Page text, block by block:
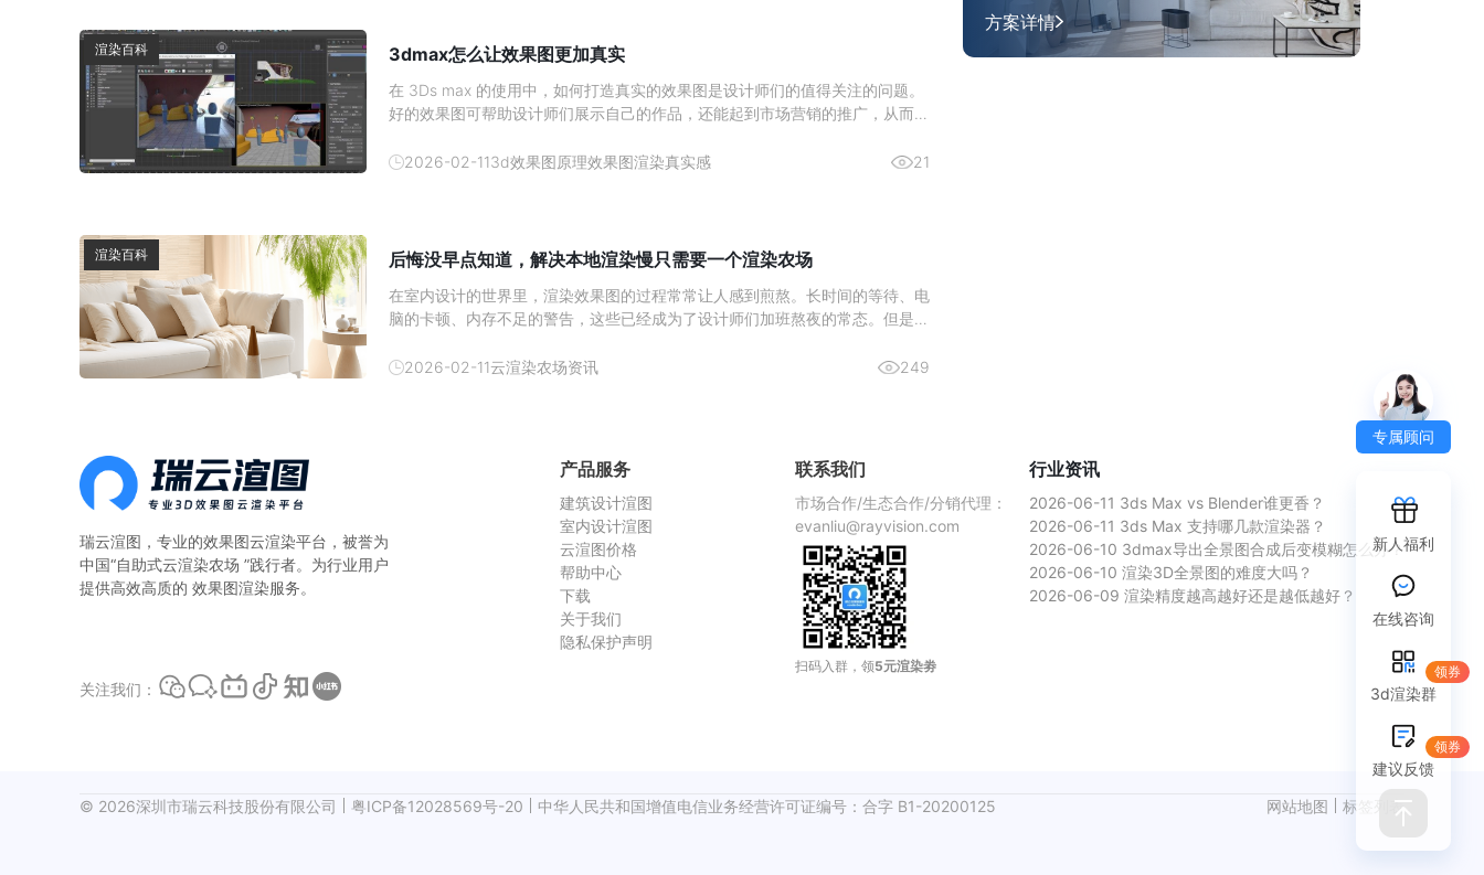
渲染百科 3dmax怎么让效果图更加真实
在 3Ds max 的使用中，如何打造真实的效果图是设计师们的值得关注的问题。
好的效果图可帮助设计师们展示自己的作品，还能起到市场营销的推广，从而激
吧。1、 材质与纹理的雕琢材质类型：依据物体特性选材质，如金属用“金属”明
2026-02-113d效果图原理效果图渲染真实感 21
渲染百科 后悔没早点知道，解决本地渲染慢只需要一个渲染农场
在室内设计的世界里，渲染效果图的过程常常让人感到煎熬。长时间的等待、电
脑的卡顿、内存不足的警告，这些已经成为了设计师们加班熬夜的常态。但是，
云渲染农场——瑞云渲图，它不仅解决了本地渲染慢的问题，而且价格还非常划
2026-02-11云渲染农场资讯 249
方案详情
瑞云渲图，专业的效果图云渲染平台 ，被誉为
中国“自助式云渲染农场 ”践行者。为行业用户
提供高效高质的 效果图渲染服务。
关注我们：
产品服务
建筑设计渲图
室内设计渲图
云渲图价格
帮助中心
下载
关于我们
隐私保护声明
联系我们
市场合作/生态合作/分销代理：
evanliu@rayvision.com
扫码入群，领5元渲染劵
行业资讯
2026-06-11 3ds Max vs Blender谁更香？
2026-06-11 3ds Max 支持哪几款渲染器？
2026-06-10 3dmax导出全景图合成后变模糊怎么办？
2026-06-10 渲染3D全景图的难度大吗？
2026-06-09 渲染精度越高越好还是越低越好？
© 2026深圳市瑞云科技股份有限公司 粤ICP备12028569号-20 中华人民共和国增值电信业务经营许可证编号：合字 B1-20200125 网站地图 标签列表
专属顾问
新人福利
在线咨询
3d渲染群
领券
建议反馈
领券